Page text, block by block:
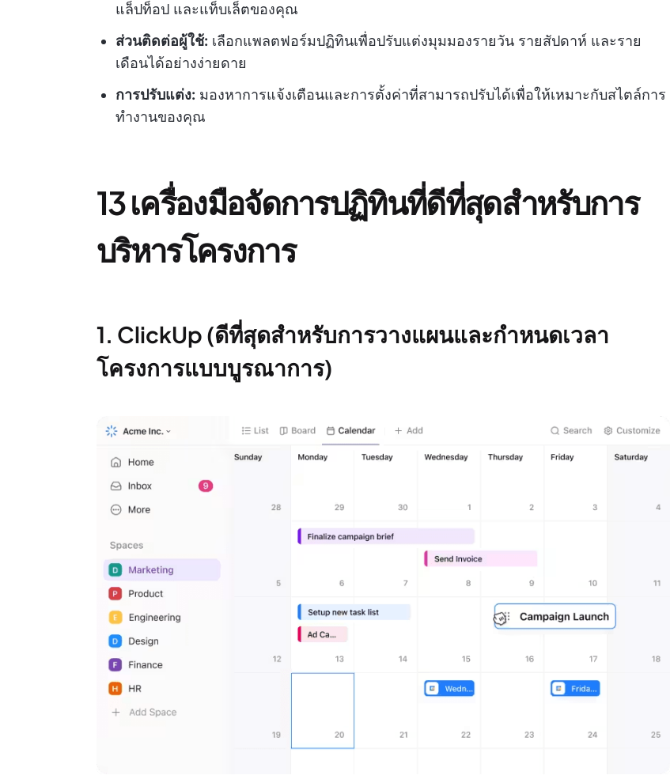
แล็ปท็อป และแท็บเล็ตของคุณ
ส่วนติดต่อผู้ใช้: เลือกแพลตฟอร์มปฏิทินเพื่อปรับแต่งมุมมองรายวัน รายสัปดาห์ และราย
เดือนได้อย่างง่ายดาย
การปรับแต่ง: มองหาการแจ้งเตือนและการตั้งค่าที่สามารถปรับได้เพื่อให้เหมาะกับสไตล์การ
ทำงานของคุณ
13 เครื่องมือจัดการปฏิทินที่ดีที่สุดสำหรับการ
บริหารโครงการ
1. ClickUp (ดีที่สุดสำหรับการวางแผนและกำหนดเวลา
โครงการแบบบูรณาการ)